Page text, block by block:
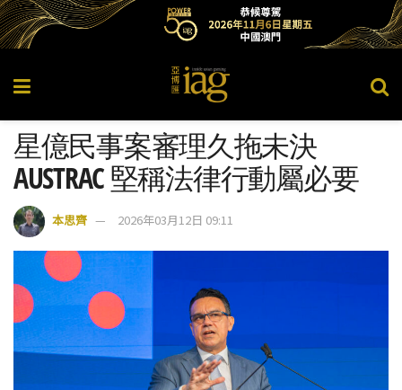
星億民事案審理久拖未決
AUSTRAC 堅稱法律行動屬必要
本思齊 2026年03月12日 09:11